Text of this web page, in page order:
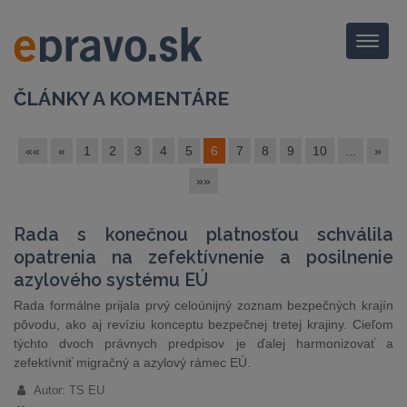
Menu
ČLÁNKY A KOMENTÁRE
«« « 1 2 3 4 5 6 7 8 9 10 »
»»
Rada s konečnou platnosťou schválila
opatrenia na zefektívnenie a posilnenie
azylového systému EÚ
Rada formálne prijala prvý celoúnijný zoznam bezpečných krajín
pôvodu, ako aj revíziu konceptu bezpečnej tretej krajiny. Cieľom
týchto dvoch právnych predpisov je ďalej harmonizovať a
zefektívniť migračný a azylový rámec EÚ.
Autor: TS EU